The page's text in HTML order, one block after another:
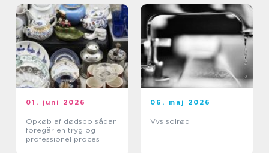
01. juni 2026
Opkøb af dødsbo sådan
foregår en tryg og
professionel proces
06. maj 2026
Vvs solrød